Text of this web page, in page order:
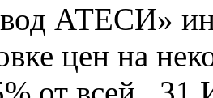
АТЕСИ»
цен на